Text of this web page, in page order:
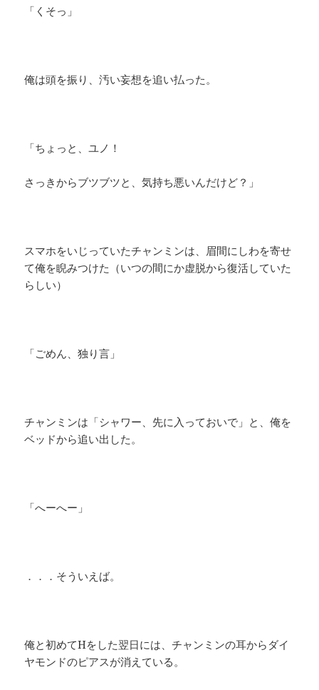
「くそっ」
俺は頭を振り、汚い妄想を追い払った。
「ちょっと、ユノ！
さっきからブツブツと、気持ち悪いんだけど？」
スマホをいじっていたチャンミンは、眉間にしわを寄せ
て俺を睨みつけた（いつの間にか虚脱から復活していた
らしい）
「ごめん、独り言」
チャンミンは「シャワー、先に入っておいで」と、俺を
ベッドから追い出した。
「へーへー」
．．．そういえば。
俺と初めてHをした翌日には、チャンミンの耳からダイ
ヤモンドのピアスが消えている。